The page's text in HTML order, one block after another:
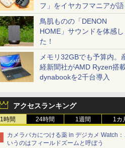
フ」をイヤカフマニアが語
鳥肌ものの「DENON
HOME」サウンドを体感し
た！
メモリ32GBでも予算内。
経新聞社がAMD Ryzen搭
dynabookを2千台導入
アクセスランキング
1時間 24時間 1週間 1カ
カメラバカにつける薬 in デジカメ Watch：
いうのはフィールドズームと呼ぼう